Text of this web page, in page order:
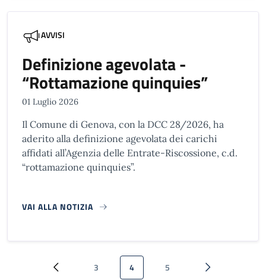
AVVISI
Definizione agevolata -
“Rottamazione quinquies”
01 Luglio 2026
Il Comune di Genova, con la DCC 28/2026, ha
aderito alla definizione agevolata dei carichi
affidati all’Agenzia delle Entrate-Riscossione, c.d.
“rottamazione quinquies”.
VAI ALLA NOTIZIA
Paginazione
Pagina precedente
Pagina
3 Pagina attuale
4 Pagina
5 Pagina